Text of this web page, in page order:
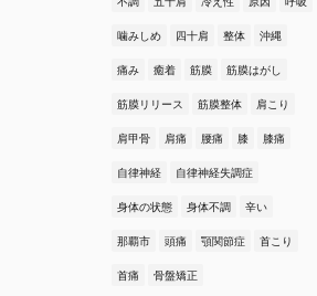
噛みしめ 四十肩 整体 沖縄
痛み 癒着 筋膜 筋膜はがし
筋膜リリース 筋膜整体 肩こり
肩甲骨 肩痛 腰痛 膝 膝痛
自律神経 自律神経失調症
身体の状態 身体不調 辛い
那覇市 頭痛 顎関節症 首こり
首痛 骨盤矯正